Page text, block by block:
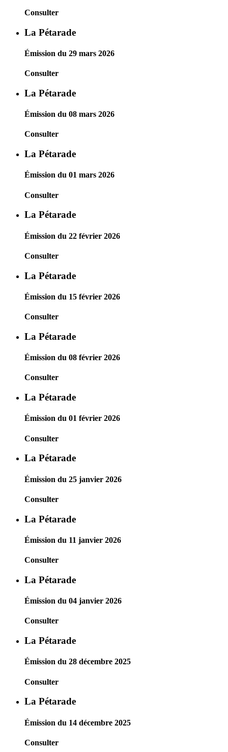
Consulter
La Pétarade
Émission du 29 mars 2026
Consulter
La Pétarade
Émission du 08 mars 2026
Consulter
La Pétarade
Émission du 01 mars 2026
Consulter
La Pétarade
Émission du 22 février 2026
Consulter
La Pétarade
Émission du 15 février 2026
Consulter
La Pétarade
Émission du 08 février 2026
Consulter
La Pétarade
Émission du 01 février 2026
Consulter
La Pétarade
Émission du 25 janvier 2026
Consulter
La Pétarade
Émission du 11 janvier 2026
Consulter
La Pétarade
Émission du 04 janvier 2026
Consulter
La Pétarade
Émission du 28 décembre 2025
Consulter
La Pétarade
Émission du 14 décembre 2025
Consulter